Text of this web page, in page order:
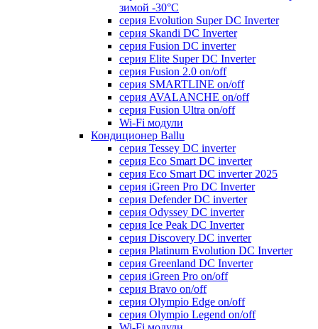
зимой -30°С
серия Evolution Super DC Inverter
серия Skandi DC Inverter
серия Fusion DC inverter
серия Elite Super DC Inverter
серия Fusion 2.0 on/off
серия SMARTLINE on/off
серия AVALANCHE on/off
серия Fusion Ultra on/off
Wi-Fi модули
Кондиционер Ballu
серия Tessey DC inverter
серия Eco Smart DC inverter
серия Eco Smart DC inverter 2025
серия iGreen Pro DC Inverter
серия Defender DC inverter
серия Odyssey DC inverter
серия Ice Peak DС Inverter
cерия Discovery DC inverter
серия Platinum Evolution DC Inverter
серия Greenland DC Inverter
серия iGreen Pro on/off
серия Bravo on/off
серия Olympio Edge on/off
серия Olympio Legend on/off